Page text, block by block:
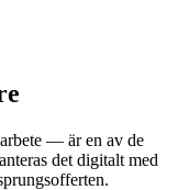
— är en av de
det digitalt med